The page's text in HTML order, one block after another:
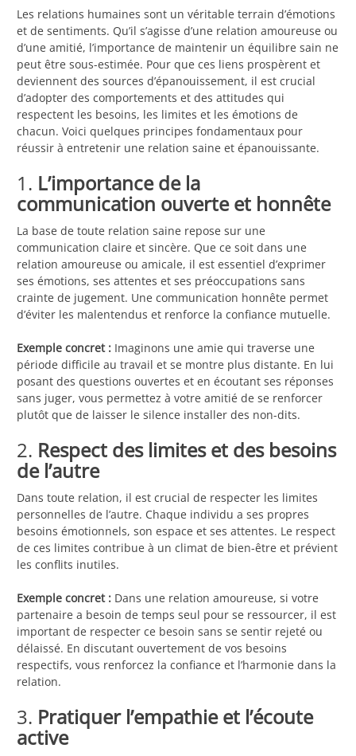
Les relations humaines sont un véritable terrain d’émotions
et de sentiments. Qu’il s’agisse d’une relation amoureuse ou
d’une amitié, l’importance de maintenir un équilibre sain ne
peut être sous-estimée. Pour que ces liens prospèrent et
deviennent des sources d’épanouissement, il est crucial
d’adopter des comportements et des attitudes qui
respectent les besoins, les limites et les émotions de
chacun. Voici quelques principes fondamentaux pour
réussir à entretenir une relation saine et épanouissante.
1. L’importance de la
communication ouverte et honnête
La base de toute relation saine repose sur une
communication claire et sincère. Que ce soit dans une
relation amoureuse ou amicale, il est essentiel d’exprimer
ses émotions, ses attentes et ses préoccupations sans
crainte de jugement. Une communication honnête permet
d’éviter les malentendus et renforce la confiance mutuelle.
Exemple concret : Imaginons une amie qui traverse une
période difficile au travail et se montre plus distante. En lui
posant des questions ouvertes et en écoutant ses réponses
sans juger, vous permettez à votre amitié de se renforcer
plutôt que de laisser le silence installer des non-dits.
2. Respect des limites et des besoins
de l’autre
Dans toute relation, il est crucial de respecter les limites
personnelles de l’autre. Chaque individu a ses propres
besoins émotionnels, son espace et ses attentes. Le respect
de ces limites contribue à un climat de bien-être et prévient
les conflits inutiles.
Exemple concret : Dans une relation amoureuse, si votre
partenaire a besoin de temps seul pour se ressourcer, il est
important de respecter ce besoin sans se sentir rejeté ou
délaissé. En discutant ouvertement de vos besoins
respectifs, vous renforcez la confiance et l’harmonie dans la
relation.
3. Pratiquer l’empathie et l’écoute
active